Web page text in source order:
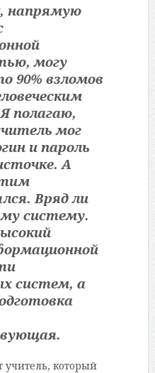
напрямую
могу
90% взломов
полагаю,
мог
и пароль
А
Вряд ли
систему.
систем, а
учитель, который